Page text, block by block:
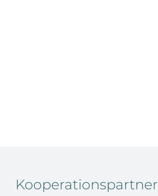
Kooperationspartner